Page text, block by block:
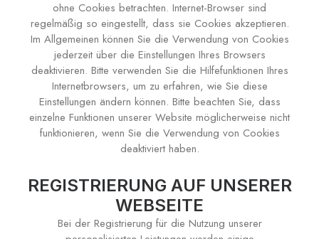
ohne Cookies betrachten. Internet-Browser sind
regelmäßig so eingestellt, dass sie Cookies akzeptieren.
Im Allgemeinen können Sie die Verwendung von Cookies
jederzeit über die Einstellungen Ihres Browsers
deaktivieren. Bitte verwenden Sie die Hilfefunktionen Ihres
Internetbrowsers, um zu erfahren, wie Sie diese
Einstellungen ändern können. Bitte beachten Sie, dass
einzelne Funktionen unserer Website möglicherweise nicht
funktionieren, wenn Sie die Verwendung von Cookies
deaktiviert haben.
REGISTRIERUNG AUF UNSERER
WEBSEITE
Bei der Registrierung für die Nutzung unserer